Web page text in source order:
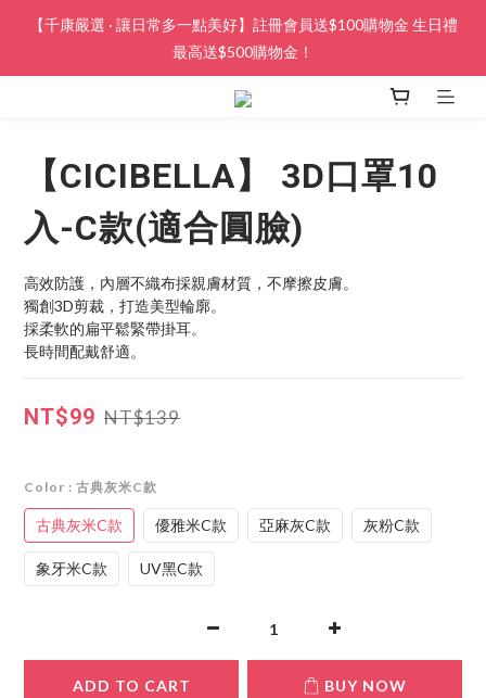
【千康嚴選 · 讓日常多一點美好】註冊會員送$100購物金 生日禮
最高送$500購物金！
【CICIBELLA】 3D口罩10
入-C款(適合圓臉)
高效防護，內層不織布採親膚材質，不摩擦皮膚。
獨創3D剪裁，打造美型輪廓。
採柔軟的扁平鬆緊帶掛耳。
長時間配戴舒適。
NT$99 NT$139
Color : 古典灰米C款
古典灰米C款 優雅米C款 亞麻灰C款 灰粉C款
象牙米C款 UV黑C款
ADD TO CART BUY NOW